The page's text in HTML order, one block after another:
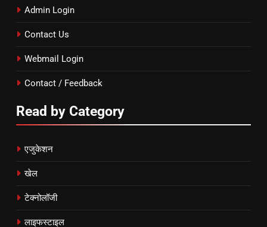
Admin Login
Contact Us
Webmail Login
Contact / Feedback
Read by Category
एजुकेशन
खेल
टेक्नोलॉजी
लाइफस्टाइल